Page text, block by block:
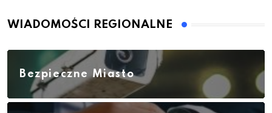
WIADOMOŚCI REGIONALNE
Bezpieczne Miasto